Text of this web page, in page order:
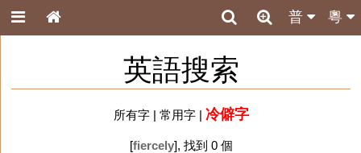
粵
普
英語搜索
所有字| 常用字| 冷僻字
[fiercely], 找到 0 個